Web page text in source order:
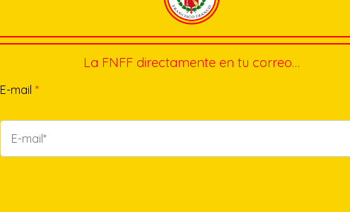
La FNFF directamente en tu correo…
E-mail *